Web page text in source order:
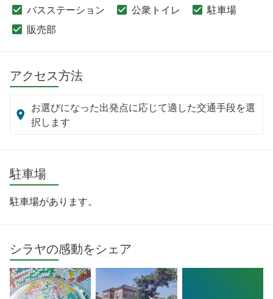
バスステーション
公衆トイレ
駐車場
販売部
アクセス方法
お選びになった出発点に応じて適した交通手段を選
択します
駐車場
駐車場があります。
シラヤの感動をシェア